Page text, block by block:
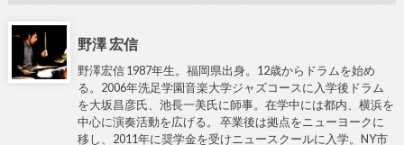
野澤 宏信
野澤宏信 1987年生。福岡県出身。12歳からドラムを始め
る。2006年洗足学園音楽大学ジャズコースに入学後ドラム
を大坂昌彦氏、池長一美氏に師事。在学中には都内、横浜を
中心に演奏活動を広げる。 卒業後は拠点をニューヨークに
移し、2011年に奨学金を受けニュースクールに入学。NY市